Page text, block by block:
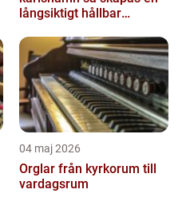
långsiktigt hållbar
04 maj 2026
Orglar från kyrkorum till
vardagsrum